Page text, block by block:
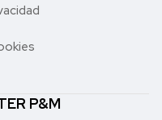
P&M